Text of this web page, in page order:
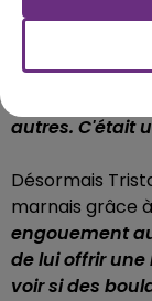
Entouré de
dernières, le
fait des
autres. C'était
Désormais
marnais grâce
engouement
de lui offrir une
voir si des